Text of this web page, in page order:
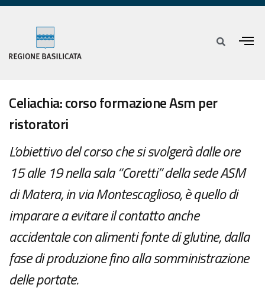
Celiachia: corso formazione Asm per
ristoratori
L’obiettivo del corso che si svolgerà dalle ore
15 alle 19 nella sala “Coretti” della sede ASM
di Matera, in via Montescaglioso, è quello di
imparare a evitare il contatto anche
accidentale con alimenti fonte di glutine, dalla
fase di produzione fino alla somministrazione
delle portate.